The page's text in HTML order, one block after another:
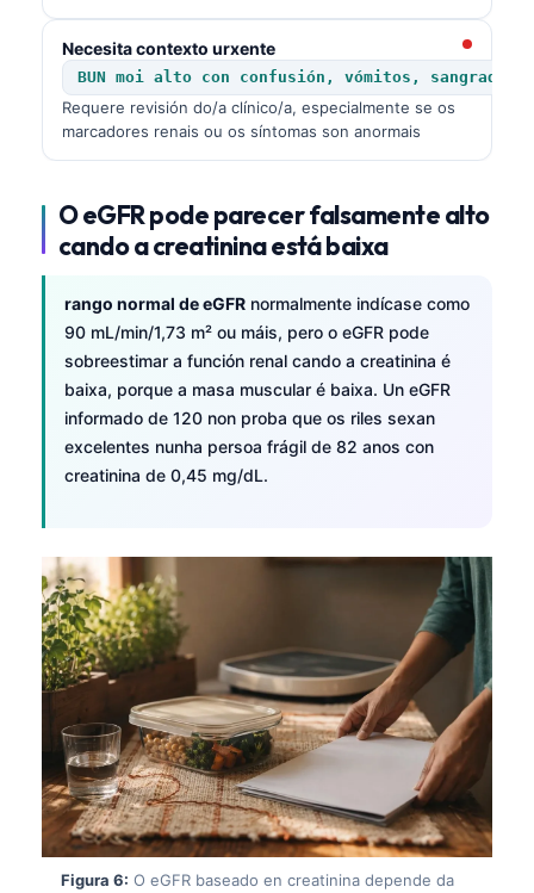
Necesita contexto urxente
BUN moi alto con confusión, vómitos, sangrado
Requere revisión do/a clínico/a, especialmente se os
marcadores renais ou os síntomas son anormais
O eGFR pode parecer falsamente alto
cando a creatinina está baixa
rango normal de eGFR normalmente indícase como
90 mL/min/1,73 m² ou máis, pero o eGFR pode
sobreestimar a función renal cando a creatinina é
baixa, porque a masa muscular é baixa. Un eGFR
informado de 120 non proba que os riles sexan
excelentes nunha persoa frágil de 82 anos con
creatinina de 0,45 mg/dL.
Figura 6: O eGFR baseado en creatinina depende da
Српски језик
Svenska
Bosanski
Azərbaycan dili
Eesti
日本語
Čeština
ქართული
Русский
Polski
한국어
Slovenščina
Magyar
Shqip
اردو
मराठी
తెలుగు
தமிழ்
ગુજરાતી
ಕನ್ನಡ